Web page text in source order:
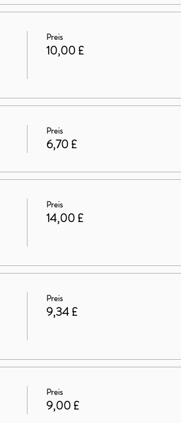
Preis
10,00 £
Preis
6,70 £
Preis
14,00 £
Preis
9,34 £
Preis
9,00 £